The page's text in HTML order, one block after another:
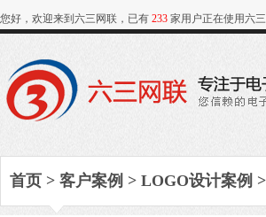
您好，欢迎来到六三网联，已有 233 家用户正在使用六
首页 > 客户案例 > LOGO设计案例 >